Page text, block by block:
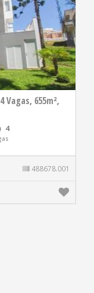
Vagas, 655m²,
4
488678.001